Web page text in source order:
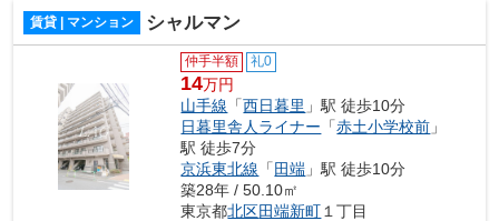
賃貸 | マンション シャルマン
仲手半額 礼0
14万円
山手線 「西日暮里 」駅 徒歩10分
日暮里舎人ライナー 「赤土小学校前 」
駅 徒歩7分
京浜東北線 「 田端 」駅 徒歩10分
築28年 / 50.10㎡
東京都北区田端新町 １丁目